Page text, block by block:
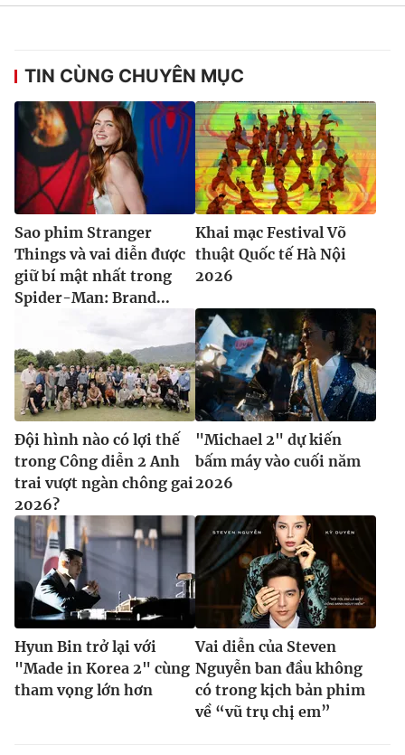
TIN CÙNG CHUYÊN MỤC
Sao phim Stranger
Things và vai diễn được
giữ bí mật nhất trong
Spider-Man: Brand...
Khai mạc Festival Võ
thuật Quốc tế Hà Nội
2026
Đội hình nào có lợi thế
trong Công diễn 2 Anh
trai vượt ngàn chông gai
2026?
"Michael 2" dự kiến
bấm máy vào cuối năm
2026
Hyun Bin trở lại với
"Made in Korea 2" cùng
tham vọng lớn hơn
Vai diễn của Steven
Nguyễn ban đầu không
có trong kịch bản phim
về “vũ trụ chị em”